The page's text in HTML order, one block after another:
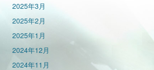
2025年3月
2025年2月
2025年1月
2024年12月
2024年11月